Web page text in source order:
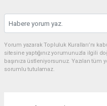
Yorum yazarak Topluluk Kuralları’nı
sitesine yaptığınız yorumunuzla ilgili
başınıza üstleniyorsunuz. Yazılan
sorumlu tutulamaz.